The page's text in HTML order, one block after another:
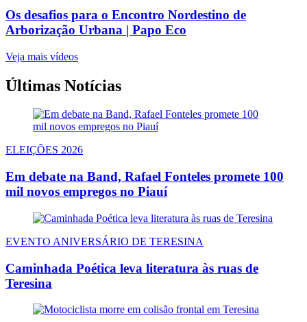
Os desafios para o Encontro Nordestino de
Arborização Urbana | Papo Eco
Veja mais vídeos
Últimas Notícias
ELEIÇÕES 2026
Em debate na Band, Rafael Fonteles promete 100
mil novos empregos no Piauí
EVENTO ANIVERSÁRIO DE TERESINA
Caminhada Poética leva literatura às ruas de
Teresina